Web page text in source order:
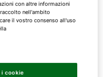
fossili, le
meno efficienti
ambientale. Per
a nuove
gasolio.
con altre informazioni
nell'ambito
il vostro consenso all'uso
cookie